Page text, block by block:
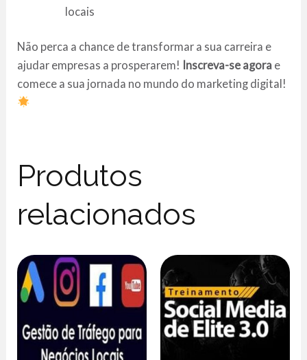
locais
Não perca a chance de transformar a sua carreira e
ajudar empresas a prosperarem! Inscreva-se agora e
comece a sua jornada no mundo do marketing digital!
Produtos
relacionados